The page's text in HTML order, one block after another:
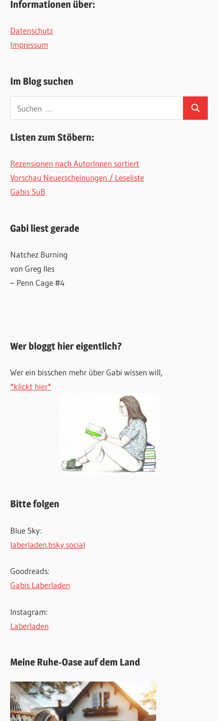
Informationen über:
Datenschutz
Impressum
Im Blog suchen
nach:
Suchen
Listen zum Stöbern:
Rezensionen nach AutorInnen sortiert
Vorschau Neuerscheinungen / Leseliste
Gabis SuB
Gabi liest gerade
Natchez Burning
von Greg Iles
– Penn Cage #4
Wer bloggt hier eigentlich?
Wer ein bisschen mehr über Gabi wissen will,
*klickt hier*
Bitte folgen
Blue Sky:
laberladen.bsky.social
Goodreads:
Gabis Laberladen
Instagram:
Laberladen
Meine Ruhe-Oase auf dem Land